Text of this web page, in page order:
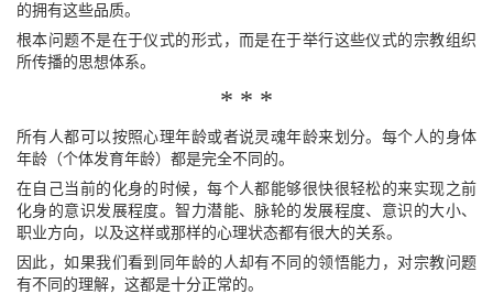
的拥有这些品质。
根本问题不是在于仪式的形式，而是在于举行这些仪式的宗教组织
所传播的思想体系。
* * *
所有人都可以按照心理年龄或者说灵魂年龄来划分。每个人的身体
年龄（个体发育年龄）都是完全不同的。
在自己当前的化身的时候，每个人都能够很快很轻松的来实现之前
化身的意识发展程度。智力潜能、脉轮的发展程度、意识的大小、
职业方向，以及这样或那样的心理状态都有很大的关系。
因此，如果我们看到同年龄的人却有不同的领悟能力，对宗教问题
有不同的理解，这都是十分正常的。